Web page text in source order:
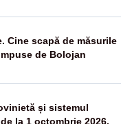
Cine scapă de măsurile
de Bolojan
și sistemul
la 1 octombrie 2026.